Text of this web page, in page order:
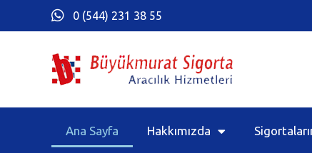
0 (544) 231 38 55
Ana Sayfa Hakkımızda